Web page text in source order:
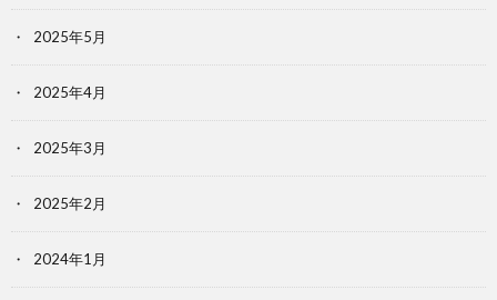
2025年5月
2025年4月
2025年3月
2025年2月
2024年1月